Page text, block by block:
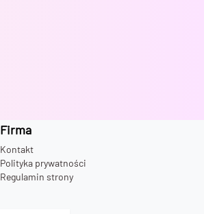
Firma
Kontakt
Polityka prywatności
Regulamin strony